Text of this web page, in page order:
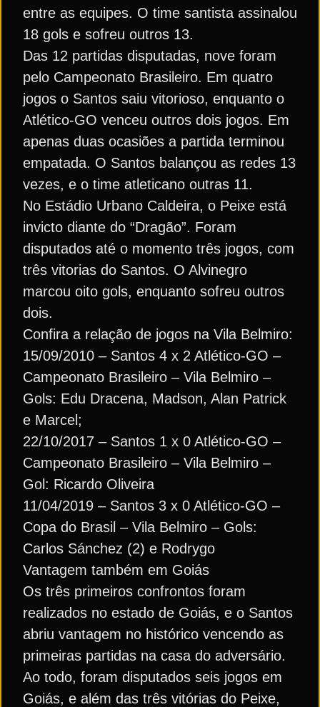
entre as equipes. O time santista assinalou
18 gols e sofreu outros 13.
Das 12 partidas disputadas, nove foram
pelo Campeonato Brasileiro. Em quatro
jogos o Santos saiu vitorioso, enquanto o
Atlético-GO venceu outros dois jogos. Em
apenas duas ocasiões a partida terminou
empatada. O Santos balançou as redes 13
vezes, e o time atleticano outras 11.
No Estádio Urbano Caldeira, o Peixe está
invicto diante do “Dragão”. Foram
disputados até o momento três jogos, com
três vitorias do Santos. O Alvinegro
marcou oito gols, enquanto sofreu outros
dois.
Confira a relação de jogos na Vila Belmiro:
15/09/2010 – Santos 4 x 2 Atlético-GO –
Campeonato Brasileiro – Vila Belmiro –
Gols: Edu Dracena, Madson, Alan Patrick
e Marcel;
22/10/2017 – Santos 1 x 0 Atlético-GO –
Campeonato Brasileiro – Vila Belmiro –
Gol: Ricardo Oliveira
11/04/2019 – Santos 3 x 0 Atlético-GO –
Copa do Brasil – Vila Belmiro – Gols:
Carlos Sánchez (2) e Rodrygo
Vantagem também em Goiás
Os três primeiros confrontos foram
realizados no estado de Goiás, e o Santos
abriu vantagem no histórico vencendo as
primeiras partidas na casa do adversário.
Ao todo, foram disputados seis jogos em
Goiás, e além das três vitórias do Peixe,